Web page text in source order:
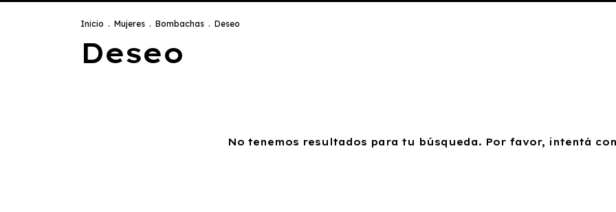
Inicio . Mujeres . Bombachas . Deseo
Deseo
No tenemos resultados para tu búsqueda. Por favor, intentá